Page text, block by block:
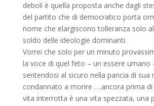
deboli è quella proposta anche dagli
del partito che di democratico porta
nome che elargiscono tolleranza solo
soldo delle ideologie dominanti.
Vorrei che solo per un minuto
la voce di quel feto – un essere umano
sentendosi al sicuro nella pancia di sua
condannato a morire ….ancora prima di
vita interrotta è una vita spezzata, una